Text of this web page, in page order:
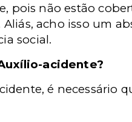
pois não estão
acho isso um
social.
acidente?
é necessário